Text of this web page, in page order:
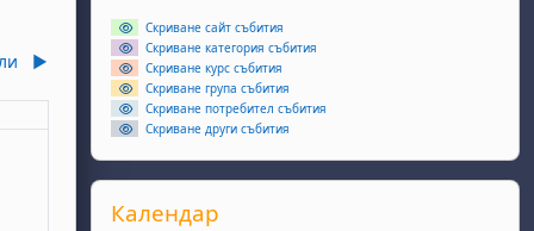
▶︎
6 юнинеделя, 7 юни
Скриване сайт събития
Скриване категория събития
Скриване курс събития
Скриване група събития
Скриване потребител събития
Скриване други събития
Прескочи Календар
Календар